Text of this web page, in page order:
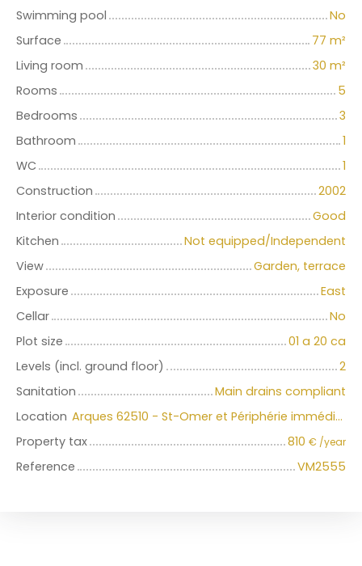
Swimming pool
No
Surface
77 m²
Living room
30 m²
Rooms
5
Bedrooms
3
Bathroom
1
WC
1
Construction
2002
Interior condition
Good
Kitchen
Not equipped/Independent
View
Garden, terrace
Exposure
East
Cellar
No
Plot size
01 a 20 ca
Levels (incl. ground floor)
2
Sanitation
Main drains compliant
Location
Arques 62510 - St-Omer et Périphérie immédiate
Property tax
810 € /year
Reference VM2555